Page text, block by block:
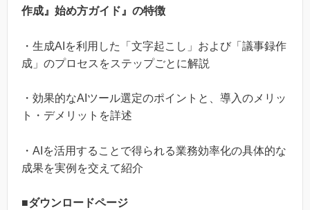
作成』始め方ガイド』の特徴
・生成AIを利用した「文字起こし」および「議事録作
成」のプロセスをステップごとに解説
・効果的なAIツール選定のポイントと、導入のメリッ
ト・デメリットを詳述
・AIを活用することで得られる業務効率化の具体的な
成果を実例を交えて紹介
■ダウンロードページ